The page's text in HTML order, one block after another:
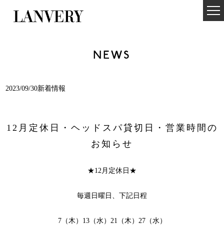
NEWS
2023/09/30新着情報
12月定休日・ヘッドスパ貸切日・営業時間の
お知らせ
★12月定休日★
毎週日曜日、下記日程
7（木）13（水）21（木）27（水）